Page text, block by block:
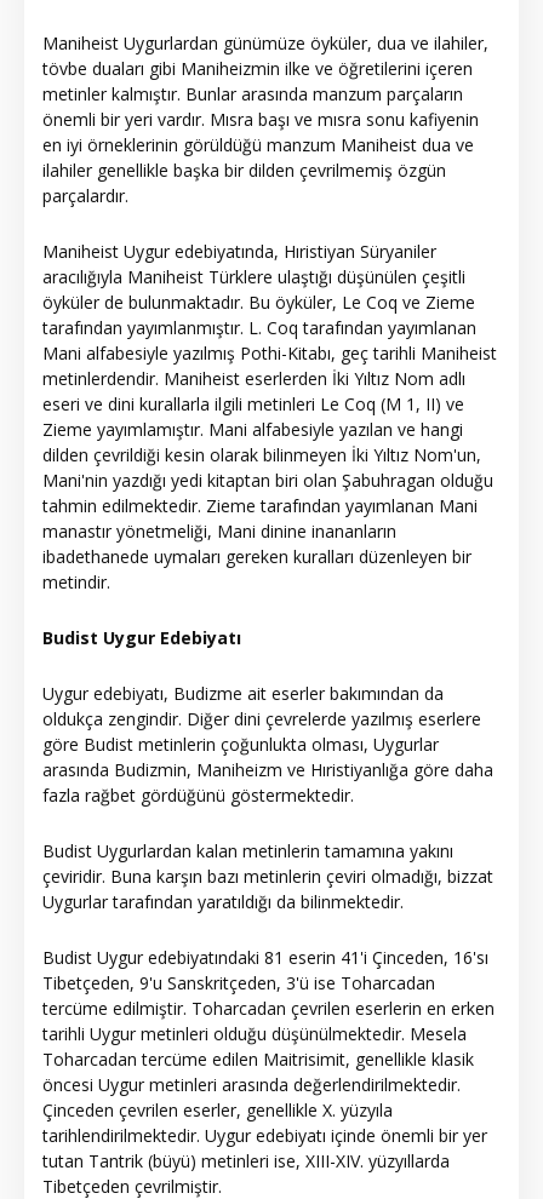
Maniheist Uygurlardan günümüze öyküler, dua ve ilahiler,
tövbe duaları gibi Maniheizmin ilke ve öğretilerini içeren
metinler kalmıştır. Bunlar arasında manzum parçaların
önemli bir yeri vardır. Mısra başı ve mısra sonu kafiyenin
en iyi örneklerinin görüldüğü manzum Maniheist dua ve
ilahiler genellikle başka bir dilden çevrilmemiş özgün
parçalardır.
Maniheist Uygur edebiyatında, Hıristiyan Süryaniler
aracılığıyla Maniheist Türklere ulaştığı düşünülen çeşitli
öyküler de bulunmaktadır. Bu öyküler, Le Coq ve Zieme
tarafından yayımlanmıştır. L. Coq tarafından yayımlanan
Mani alfabesiyle yazılmış Pothi-Kitabı, geç tarihli Maniheist
metinlerdendir. Maniheist eserlerden İki Yıltız Nom adlı
eseri ve dini kurallarla ilgili metinleri Le Coq (M 1, II) ve
Zieme yayımlamıştır. Mani alfabesiyle yazılan ve hangi
dilden çevrildiği kesin olarak bilinmeyen İki Yıltız Nom'un,
Mani'nin yazdığı yedi kitaptan biri olan Şabuhragan olduğu
tahmin edilmektedir. Zieme tarafından yayımlanan Mani
manastır yönetmeliği, Mani dinine inananların
ibadethanede uymaları gereken kuralları düzenleyen bir
metindir.
Budist Uygur Edebiyatı
Uygur edebiyatı, Budizme ait eserler bakımından da
oldukça zengindir. Diğer dini çevrelerde yazılmış eserlere
göre Budist metinlerin çoğunlukta olması, Uygurlar
arasında Budizmin, Maniheizm ve Hıristiyanlığa göre daha
fazla rağbet gördüğünü göstermektedir.
Budist Uygurlardan kalan metinlerin tamamına yakını
çeviridir. Buna karşın bazı metinlerin çeviri olmadığı, bizzat
Uygurlar tarafından yaratıldığı da bilinmektedir.
Budist Uygur edebiyatındaki 81 eserin 41'i Çinceden, 16'sı
Tibetçeden, 9'u Sanskritçeden, 3'ü ise Toharcadan
tercüme edilmiştir. Toharcadan çevrilen eserlerin en erken
tarihli Uygur metinleri olduğu düşünülmektedir. Mesela
Toharcadan tercüme edilen Maitrisimit, genellikle klasik
öncesi Uygur metinleri arasında değerlendirilmektedir.
Çinceden çevrilen eserler, genellikle X. yüzyıla
tarihlendirilmektedir. Uygur edebiyatı içinde önemli bir yer
tutan Tantrik (büyü) metinleri ise, XIII-XIV. yüzyıllarda
Tibetçeden çevrilmiştir.